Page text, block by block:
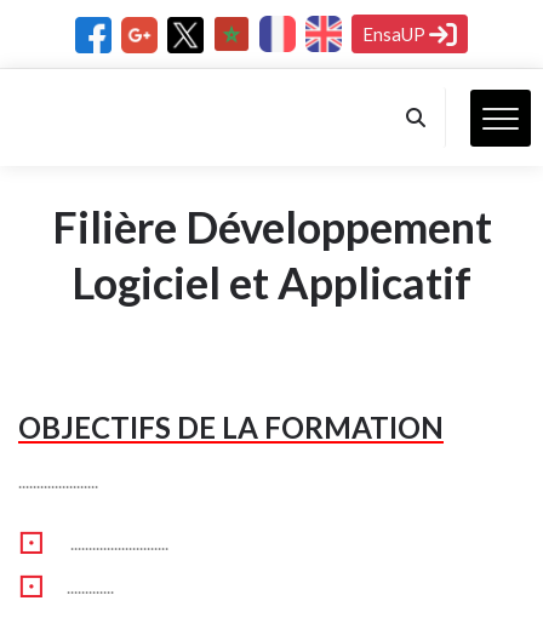
EnsaUP
Filière Développement
Logiciel et Applicatif
OBJECTIFS DE LA FORMATION
......................
...........................
.............